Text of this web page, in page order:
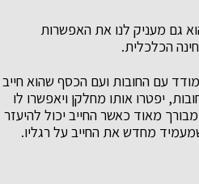
גם מעניק לנו את האפשרות
הכלכלית.
עם החובות ועם הכסף שהוא חייב
יפטרו אותו מחלקן ויאפשרו לו
מאוד כאשר החייב יכול להיעזר
מחדש את החייב על רגליו.